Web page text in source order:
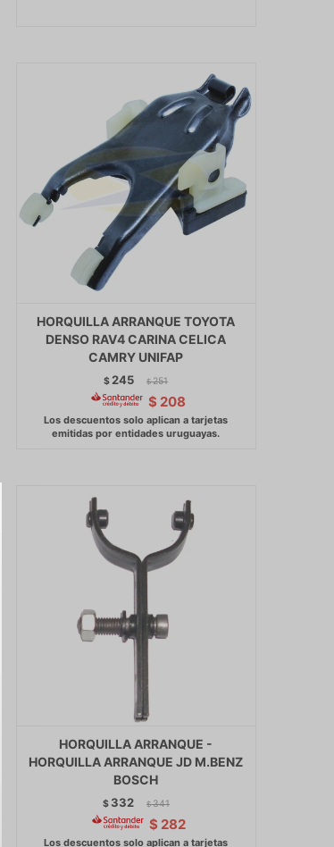
HORQUILLA ARRANQUE TOYOTA
DENSO RAV4 CARINA CELICA
CAMRY UNIFAP
$ 245 $ 251
$ 208
HORQUILLA ARRANQUE -
HORQUILLA ARRANQUE JD M.BENZ
BOSCH
$ 332 $ 341
$ 282